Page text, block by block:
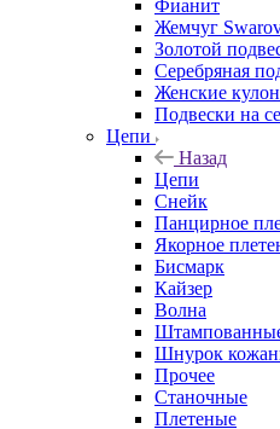
Фианит
Жемчуг
Золотой
Серебряная
Женские
Подвески на
Цепи
Назад
Цепи
Снейк
Панцирное
Якорное
Бисмарк
Кайзер
Волна
Шнурок
Прочее
Станочные
Плетеные